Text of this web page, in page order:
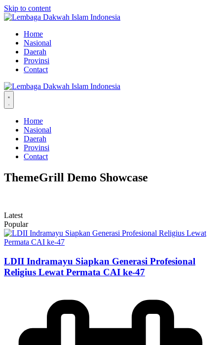
Skip to content
Home
Nasional
Daerah
Provinsi
Contact
Home
Nasional
Daerah
Provinsi
Contact
ThemeGrill Demo Showcase
Latest
Popular
LDII Indramayu Siapkan Generasi Profesional
Religius Lewat Permata CAI ke-47